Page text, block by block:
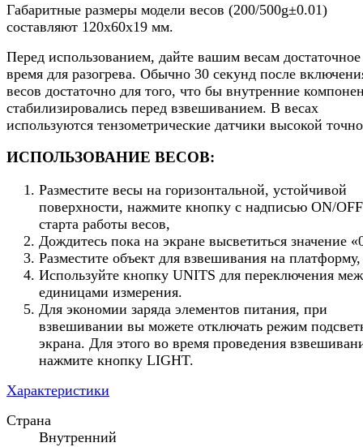
Габаритные размеры модели весов (200/500g±0.01)
составляют 120х60х19 мм.
Перед использованием, дайте вашим весам достаточное
время для разогрева. Обычно 30 секунд после
весов достаточно для того, что бы внутренние
стабилизировались перед взвешиванием. В весах
используются тензометрические датчики высокой
ИСПОЛЬЗОВАНИЕ ВЕСОВ:
Разместите весы на горизонтальной, устойчивой
поверхности, нажмите кнопку с надписью ON/
старта работы весов,
Дождитесь пока на экране высветиться значение
Разместите объект для взвешивания на платформу,
Используйте кнопку UNITS для переключения
единицами измерения.
Для экономии заряда элементов питания, при
взвешивании вы можете отключать режим
экрана. Для этого во время проведения
нажмите кнопку LIGHT.
Характеристики
Страна
Внутренний